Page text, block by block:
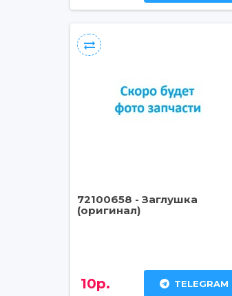
72100658 - Заглушка
(оригинал)
10р. TELEGRAM